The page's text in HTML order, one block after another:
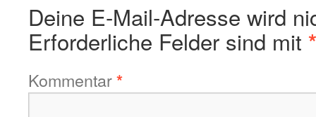
Deine E-Mail-Adresse wird
Erforderliche Felder sind mit *
Kommentar*